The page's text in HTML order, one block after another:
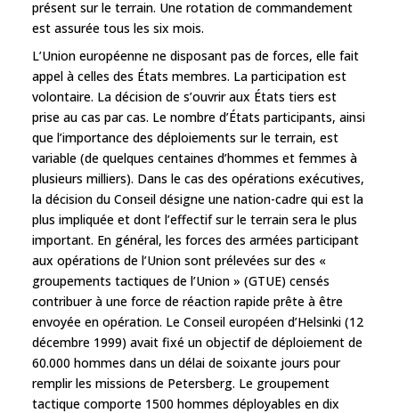
présent sur le terrain. Une rotation de commandement
est assurée tous les six mois.
L’Union européenne ne disposant pas de forces, elle fait
appel à celles des États membres. La participation est
volontaire. La décision de s’ouvrir aux États tiers est
prise au cas par cas. Le nombre d’États participants, ainsi
que l’importance des déploiements sur le terrain, est
variable (de quelques centaines d’hommes et femmes à
plusieurs milliers). Dans le cas des opérations exécutives,
la décision du Conseil désigne une nation-cadre qui est la
plus impliquée et dont l’effectif sur le terrain sera le plus
important. En général, les forces des armées participant
aux opérations de l’Union sont prélevées sur des «
groupements tactiques de l’Union » (GTUE) censés
contribuer à une force de réaction rapide prête à être
envoyée en opération. Le Conseil européen d’Helsinki (12
décembre 1999) avait fixé un objectif de déploiement de
60.000 hommes dans un délai de soixante jours pour
remplir les missions de Petersberg. Le groupement
tactique comporte 1500 hommes déployables en dix